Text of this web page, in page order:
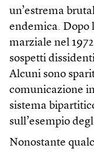
un’estrema
endemica. Dopo
marziale nel
sospetti
Alcuni sono
comunicazione
sistema
sull’esempio
Nonostante